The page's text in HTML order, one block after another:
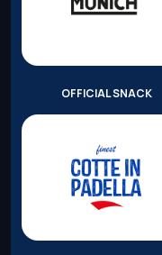
OFFICIAL SNACK